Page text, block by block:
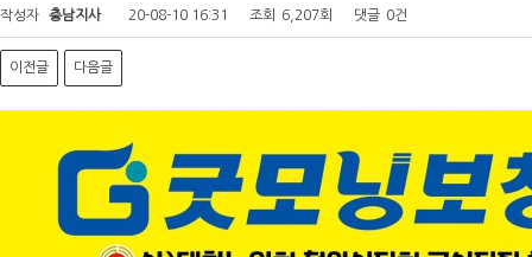
작성자 충남지사 20-08-10 16:31 조회 6,207회 댓글 0건
이전글 다음글